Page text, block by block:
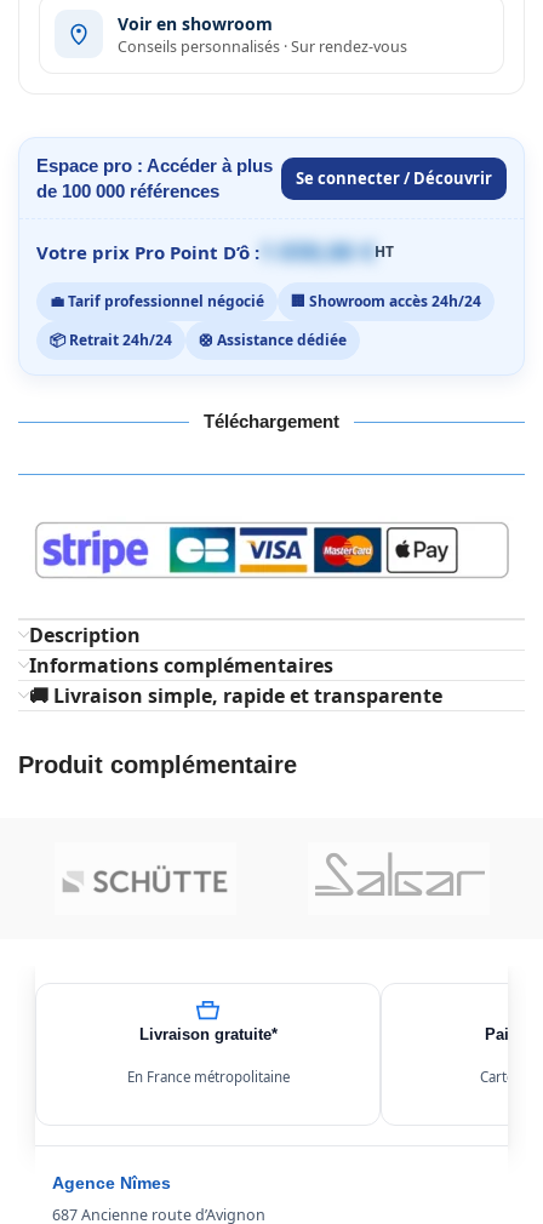
Voir en showroom
Conseils personnalisés · Sur rendez-vous
Espace pro : Accéder à plus
de 100 000 références
Se connecter / Découvrir
Votre prix Pro Point D’ô : 1 059,00 €HT
💼 Tarif professionnel négocié
🏢 Showroom accès 24h/24
📦 Retrait 24h/24
🛟 Assistance dédiée
Téléchargement
Description
Informations complémentaires
🚚 Livraison simple, rapide et transparente
Produit complémentaire
Livraison gratuite*
En France métropolitaine Carte,
Agence Nîmes
687 Ancienne route d’Avignon